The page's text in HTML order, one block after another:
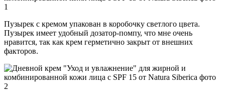
Пузырек с кремом упакован в коробочку светлого цвета.
Пузырек имеет удобный дозатор-помпу, что мне очень
нравится, так как крем герметично закрыт от внешних
факторов.